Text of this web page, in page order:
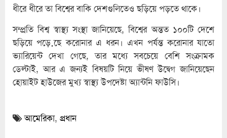
ধীরে ধীরে তা বিশ্বের বাকি দেশগুলিতেও ছড়িয়ে পড়তে থাকে।
সম্প্রতি বিশ্ব স্বাস্থ্য সংস্থা জানিয়েছে, বিশ্বের অন্তত ১০০টি দেশে
ছড়িয়ে পড়়েছে করোনার এ ধরন। এখন পর্যন্ত করোনার যাতো
ভ্যারিয়েন্ট দেখা গেছে, তার মধ্যে সবচেয়ে বেশি সংক্রামক
ডেল্টাই, আর এ জন্যই বিষয়টি নিয়ে ভীষণ উদ্বেগ জানিয়েছেন
হোয়াইট হাউজের মুখ্য স্বাস্থ্য উপদেষ্টা অ্যান্টনি ফাউসি।
আমেরিকা, প্রধান